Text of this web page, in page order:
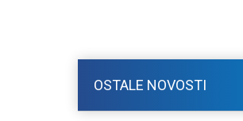
OSTALE NOVOSTI